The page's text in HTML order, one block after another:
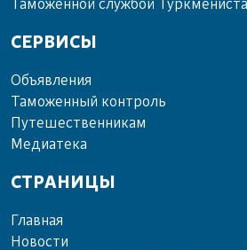
Таможенной службой
СЕРВИСЫ
Объ­яв­ле­ния
Та­мо­жен­ный кон­троль
Пу­те­шест­вен­ни­кам
Ме­диа­те­ка
СТРАНИЦЫ
Главная
Новости